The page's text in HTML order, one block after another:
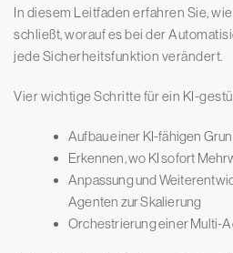
In diesem Leitfaden erfahren Sie,
schließt, worauf es bei der
jede Sicherheitsfunktion verändert.
Vier wichtige Schritte für ein KI-
Aufbau einer KI-fähigen
Erkennen, wo KI sofort
Anpassung und
Agenten zur Skalierung
Orchestrierung einer Multi-